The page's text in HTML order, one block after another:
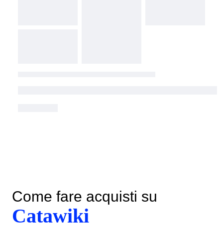
Come fare acquisti su
Catawiki